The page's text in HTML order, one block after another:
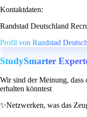
Kontaktdaten:
Randstad Deutschland
Profil von Randstad
StudySmarter
Wir sind der Meinung,
erhalten könntest
✨Netzwerken, was das